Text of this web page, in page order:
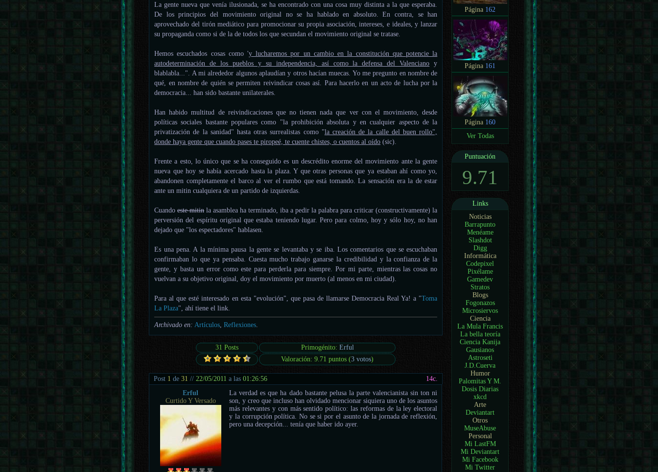
La gente nueva que venía ilusionada, se ha encontrado con una cosa muy distinta a la que esperaba.
De los principios del movimiento original no se ha hablado en absoluto. En contra, se han
aprovechado del tirón mediático para promocionar su propia asociación, intereses, e ideales, y lanzar
su propaganda como si de la de todos los que secundan el movimiento original se tratase.
Hemos escuchados cosas como 'y lucharemos por un cambio en la constitución que potencie la
autodeterminación de los pueblos y su independencia, así como la defensa del Valenciano y
blablabla...". A mi alrededor algunos aplaudían y otros hacían muecas. Yo me pregunto en nombre de
qué, en nombre de quién se permiten reivindicar cosas así. Para hacerlo en un acto de lucha por la
democracia... han sido bastante unilaterales.
Han habido multitud de reivindicaciones que no tienen nada que ver con el movimiento, desde
políticas sociales bastante populares como "la prohibición absoluta y en cualquier aspecto de la
privatización de la sanidad" hasta otras surrealistas como "la creación de la calle del buen rollo",
donde haya gente que cuando pases te piropeé, te cuente chistes, o cuentos al oído (sic).
Frente a esto, lo único que se ha conseguido es un descrédito enorme del movimiento ante la gente
nueva que hoy se había acercado hasta la plaza. Y que otras personas que ya estaban ahí como yo,
abandonen completamente el barco al ver el rumbo que está tomando. La sensación era la de estar
ante un mitin cualquiera de un partido de izquierdas.
Cuandoeste mitinla asamblea ha terminado, iba a pedir la palabra para criticar (constructivamente) la
perversión del espíritu original que estaba teniendo lugar. Pero para colmo, hoy y sólo hoy, no han
dejado que "los espectadores" hablasen.
Es una pena. A la mínima pausa la gente se levantaba y se iba. Los comentarios que se escuchaban
confirmaban lo que ya pensaba. Cuesta mucho trabajo ganarse la credibilidad y la confianza de la
gente, y basta un error como este para perderla para siempre. Por mi parte, mientras las cosas no
vuelvan a su objetivo original, doy el movimiento por muerto (al menos en mi ciudad).
Para al que esté interesado en esta "evolución", que pasa de llamarse Democracia Real Ya! a "Toma
La Plaza", ahí tiene el link.
Archivado en: Artículos,Reflexiones.
31 Posts Primogénito: Erful
Valoración: 9.71 puntos (3 votos)
Post 1 de31 // 22/05/2011 a las01:26:56 14c.
Erful
Curtido Y Versado
La verdad es que ha dado bastante pelusa la parte valencianista sin ton ni
son, y creo que incluso han olvidado mencionar siquiera uno de los asuntos
más relevantes y con más sentido político: las reformas de la ley electoral
y la corrupción política. No se si por el asunto de la jornada de reflexión,
pero una decepción... tenía que haber ido ayer.
Página 162
Página 161
Página 160
Ver Todas
Puntuación
9.71
Links
Noticias
Barrapunto
Menéame
Slashdot
Digg
Informática
Codepixel
Pixélame
Gamedev
Stratos
Blogs
Fogonazos
Microsiervos
Ciencia
La Mula Francis
La bella teoría
Ciencia Kanija
Gausianos
Astroseti
J.D.Cuerva
Humor
Palomitas Y M.
Dosis Diarias
xkcd
Arte
Deviantart
Otros
MuseAbuse
Personal
Mi LastFM
Mi Deviantart
Mi Facebook
Mi Twitter